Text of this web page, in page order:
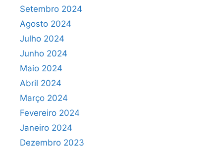
Setembro 2024
Agosto 2024
Julho 2024
Junho 2024
Maio 2024
Abril 2024
Março 2024
Fevereiro 2024
Janeiro 2024
Dezembro 2023